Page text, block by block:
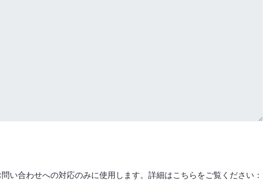
い合わせへの対応のみに使用します。詳細はこちらをご覧ください：